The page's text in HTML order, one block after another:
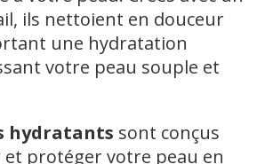
ils nettoient en douceur
une hydratation
votre peau souple et
hydratants sont conçus
protéger votre peau en